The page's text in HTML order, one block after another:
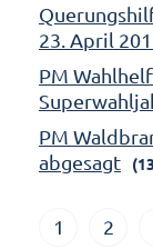
23. April
PM
PM
abgesagt
1 2